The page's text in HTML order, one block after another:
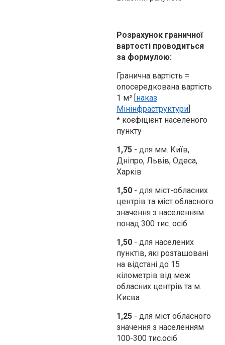
Розрахунок граничної
вартості проводиться
за формулою:
Гранична вартість =
опосередкована вартість
1 м² наказ
Мінінфраструктури
* коєфіцієнт населеного
пункту
1,75 - для мм. Київ,
Дніпро, Львів, Одеса,
Харків
1,50 - для міст-обласних
центрів та міст обласного
значення з населенням
понад 300 тис. осіб
1,50 - для населених
пунктів, які розташовані
на відстані до 15
кілометрів від меж
обласних центрів та м.
Києва
1,25 - для міст обласного
значення з населенням
100-300 тис.осіб